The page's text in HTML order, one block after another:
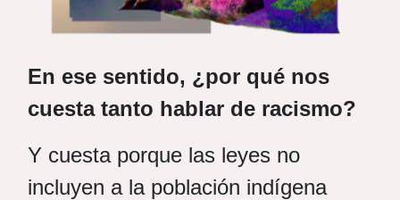
En ese sentido, ¿por qué nos
cuesta tanto hablar de racismo?
Y cuesta porque las leyes no
incluyen a la población indígena